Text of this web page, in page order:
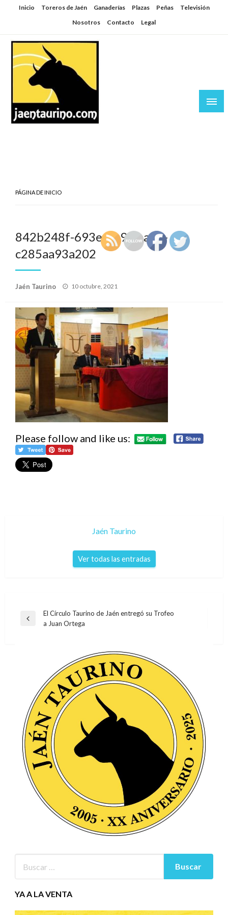
SaltarInicio Toreros de Jaén Ganaderías Plazas Peñas
Televisión
Nosotros
Contacto Legal
PÁGINA DE INICIO
842b248f-693e-4e9a-aab7-
c285aa93a202
Jaén Taurino
Publicado
10 octubre, 2021
Please follow and like us:
Jaén Taurino
Ver todas las entradas
Navegación
Entrada
El Círculo Taurino de Jaén entregó su Trofeo
a Juan Ortega
YA A LA VENTA